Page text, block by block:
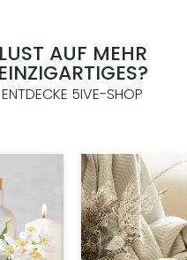
LUST AUF MEHR
EINZIGARTIGES?
ENTDECKE 5IVE-SHOP